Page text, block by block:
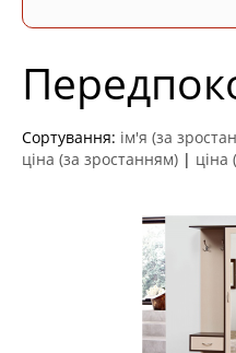
Сортування: ім'я (за
ціна (за зростанням) | ціна